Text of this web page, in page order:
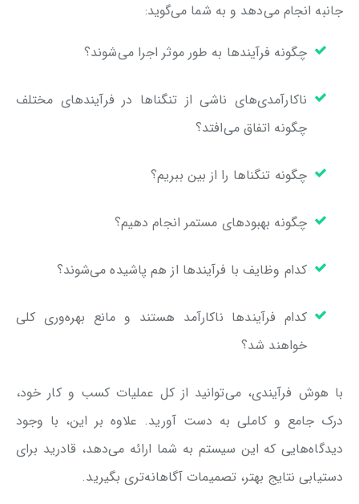
جانبه انجام می‌دهد و به شما می‌گوید:
چگونه فرآیندها به طور موثر اجرا می‌شوند؟
ناکارآمدی‌های ناشی از تنگناها در فرآیندهای مختلف
چگونه اتفاق می‌افتد؟
چگونه تنگناها را از بین ببریم؟
چگونه بهبودهای مستمر انجام دهیم؟
کدام وظایف با فرآیندها از هم پاشیده می‌شوند؟
کدام فرآیندها ناکارآمد هستند و مانع بهره‌وری کلی
خواهند شد؟
با هوش فرآیندی، می‌توانید از کل عملیات کسب و کار خود،
درک جامع و کاملی به دست آورید. علاوه بر این، با وجود
دیدگاه‌هایی که این سیستم به شما ارائه می‌دهد، قادرید برای
دستیابی نتایج بهتر، تصمیمات آگاهانه‌تری بگیرید.